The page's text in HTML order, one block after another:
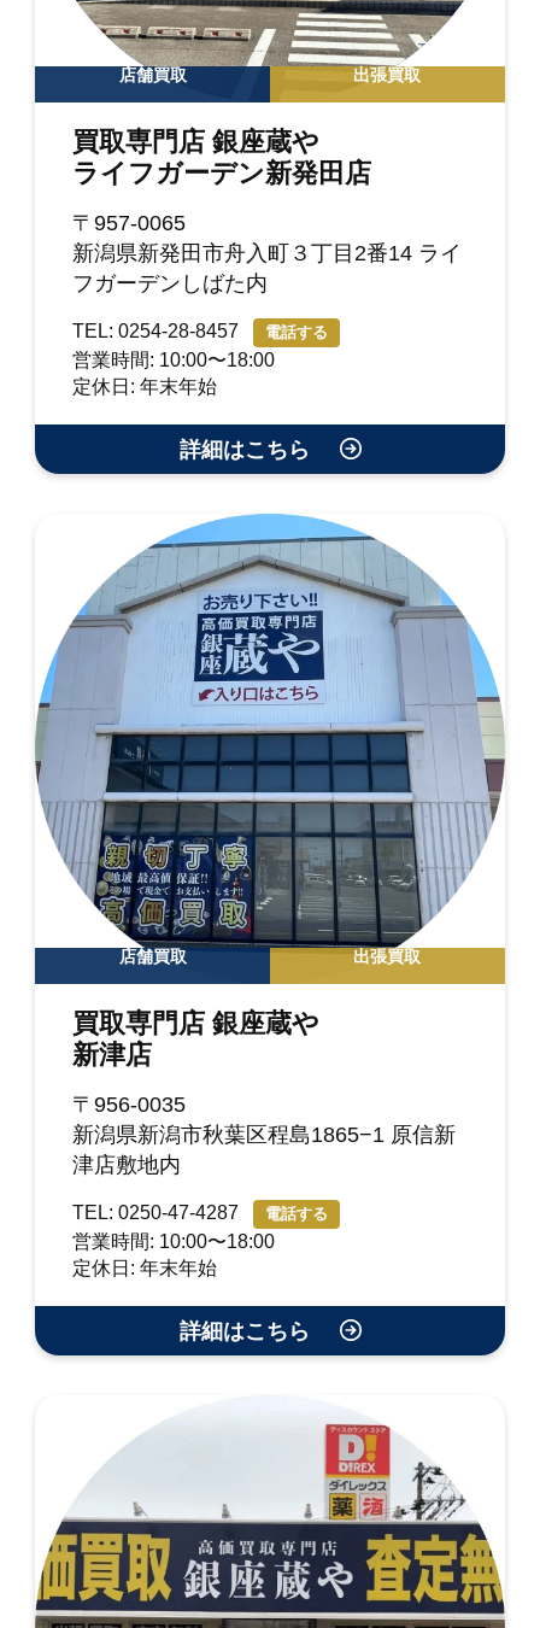
店舗買取 出張買取
買取専門店 銀座蔵や
ライフガーデン新発田店
〒957-0065
新潟県新発田市舟入町３丁目2番14 ライ
フガーデンしばた内
TEL: 0254-28-8457 電話する
営業時間: 10:00〜18:00
定休日: 年末年始
詳細はこちら
店舗買取 出張買取
買取専門店 銀座蔵や
新津店
〒956-0035
新潟県新潟市秋葉区程島1865−1 原信新
津店敷地内
TEL: 0250-47-4287 電話する
営業時間: 10:00〜18:00
定休日: 年末年始
詳細はこちら